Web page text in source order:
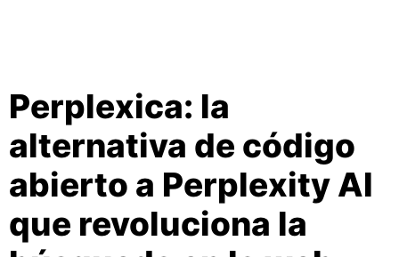
Perplexica: la
alternativa de código
abierto a Perplexity AI
que revoluciona la